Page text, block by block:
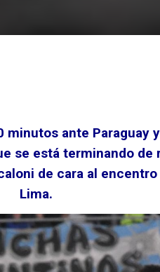
minutos ante Paraguay
se está terminando de
de cara al
Lima.